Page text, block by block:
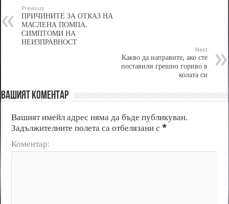
Previous
ПРИЧИНИТЕ ЗА ОТКАЗ НА
МАСЛЕНА ПОМПА.
СИМПТОМИ НА
НЕИЗПРАВНОСТ
Next
Какво да направите, ако сте
поставили грешно гориво в
колата си
Вашият коментар
Вашият имейл адрес няма да бъде публикуван.
Задължителните полета са отбелязани с*
Коментар: